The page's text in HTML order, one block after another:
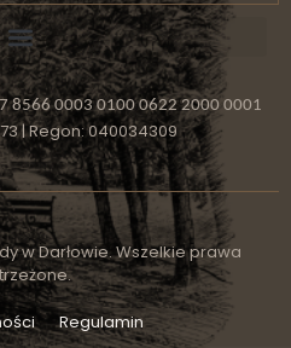
8566 0003 0100 0622 2000 0001
| Regon: 040034309
w Darłowie. Wszelkie prawa
Regulamin